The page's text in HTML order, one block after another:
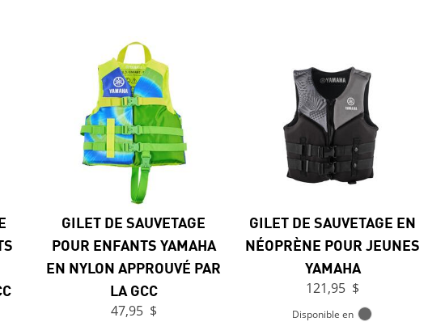
GILET DE SAUVETAGE
POUR ENFANTS YAMAHA
EN NYLON APPROUVÉ PAR
LA GCC
47,95 $
GILET DE SAUVETAGE EN
NÉOPRÈNE POUR JEUNES
YAMAHA
121,95 $
Disponible en